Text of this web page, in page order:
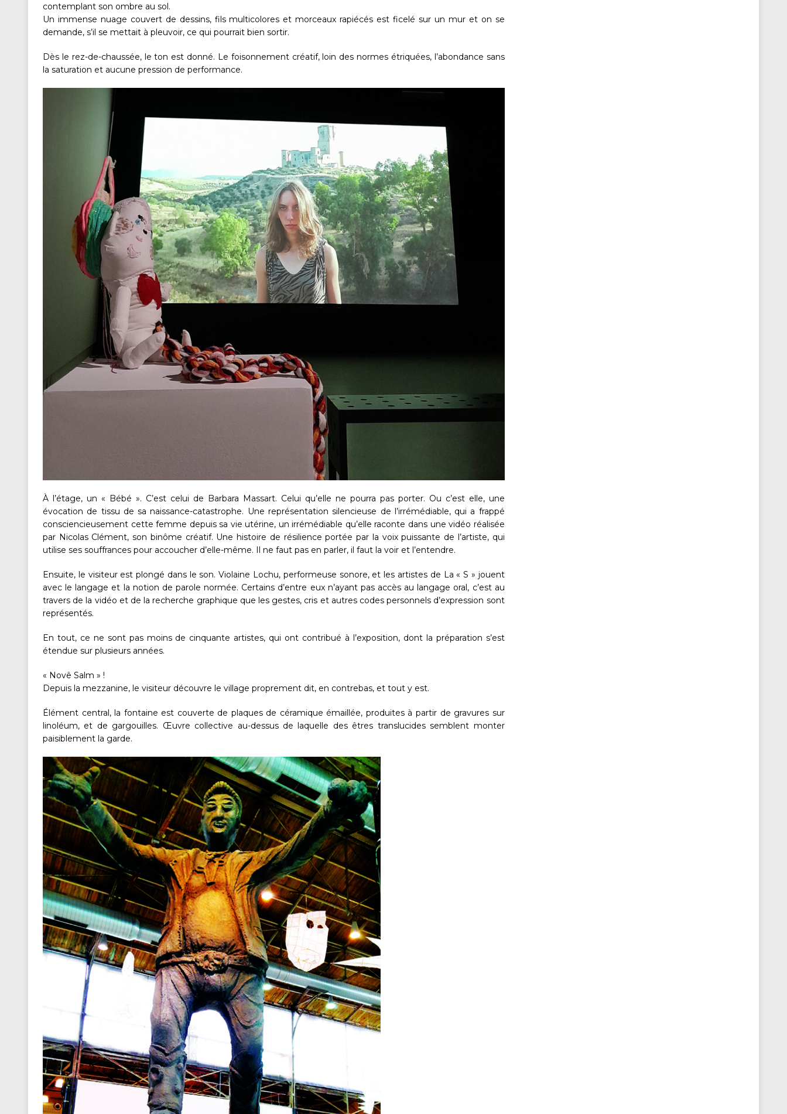
contemplant son ombre au sol.
Un immense nuage couvert de dessins, fils multicolores et morceaux rapiécés est ficelé sur un mur et on se
demande, s’il se mettait à pleuvoir, ce qui pourrait bien sortir.
Dès le rez-de-chaussée, le ton est donné. Le foisonnement créatif, loin des normes étriquées, l’abondance sans
la saturation et aucune pression de performance.
À l’étage, un « Bébé ». C’est celui de Barbara Massart. Celui qu’elle ne pourra pas porter. Ou c’est elle, une
évocation de tissu de sa naissance-catastrophe. Une représentation silencieuse de l’irrémédiable, qui a frappé
consciencieusement cette femme depuis sa vie utérine, un irrémédiable qu’elle raconte dans une vidéo réalisée
par Nicolas Clément, son binôme créatif. Une histoire de résilience portée par la voix puissante de l’artiste, qui
utilise ses souffrances pour accoucher d’elle-même. Il ne faut pas en parler, il faut la voir et l’entendre.
Ensuite, le visiteur est plongé dans le son. Violaine Lochu, performeuse sonore, et les artistes de La « S » jouent
avec le langage et la notion de parole normée. Certains d’entre eux n’ayant pas accès au langage oral, c’est au
travers de la vidéo et de la recherche graphique que les gestes, cris et autres codes personnels d’expression sont
représentés.
En tout, ce ne sont pas moins de cinquante artistes, qui ont contribué à l’exposition, dont la préparation s’est
étendue sur plusieurs années.
« Novê Salm » !
Depuis la mezzanine, le visiteur découvre le village proprement dit, en contrebas, et tout y est.
Élément central, la fontaine est couverte de plaques de céramique émaillée, produites à partir de gravures sur
linoléum, et de gargouilles. Œuvre collective au-dessus de laquelle des êtres translucides semblent monter
paisiblement la garde.